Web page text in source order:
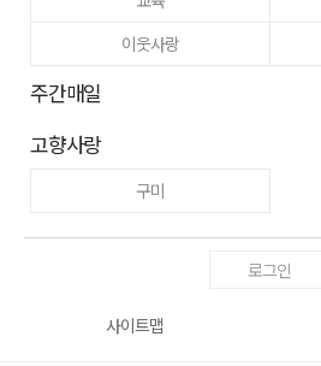
이웃사랑
주간매일
고향사랑
구미
로그인
사이트맵